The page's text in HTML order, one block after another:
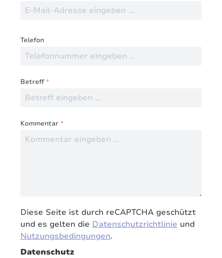
Telefon
Betreff*
Kommentar *
Diese Seite ist durch reCAPTCHA geschützt
und es gelten die Datenschutzrichtlinie und
Nutzungsbedingungen.
Datenschutz